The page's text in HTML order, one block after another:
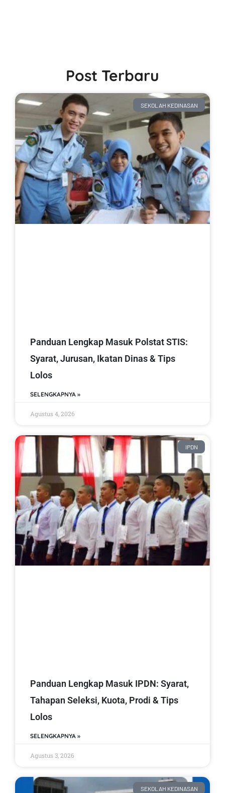
Post Terbaru
SEKOLAH KEDINASAN
Panduan Lengkap Masuk Polstat STIS:
Syarat, Jurusan, Ikatan Dinas & Tips
Lolos
SELENGKAPNYA »
Agustus 4, 2026
IPDN
Panduan Lengkap Masuk IPDN: Syarat,
Tahapan Seleksi, Kuota, Prodi & Tips
Lolos
SELENGKAPNYA »
Agustus 3, 2026
SEKOLAH KEDINASAN